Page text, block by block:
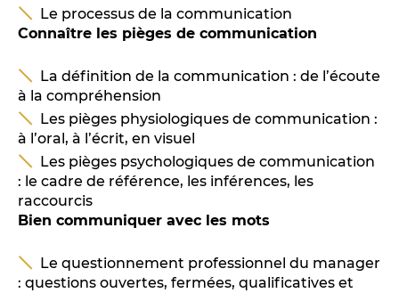
Le processus de la communication
Connaître les pièges de communication
La définition de la communication : de l’écoute
à la compréhension
Les pièges physiologiques de communication :
à l’oral, à l’écrit, en visuel
Les pièges psychologiques de communication
: le cadre de référence, les inférences, les
raccourcis
Bien communiquer avec les mots
Le questionnement professionnel du manager
: questions ouvertes, fermées, qualificatives et